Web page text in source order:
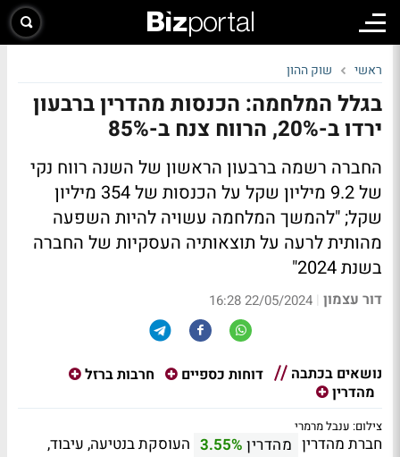
ראשי שוק ההון
בגלל המלחמה: הכנסות מהדרין ברבעון
ירדו ב-20%, הרווח צנח ב-85%
החברה רשמה ברבעון הראשון של השנה רווח נקי
של 9.2 מיליון שקל על הכנסות של 354 מיליון
שקל; "להמשך המלחמה עשויה להיות השפעה
מהותית לרעה על תוצאותיה העסקיות של החברה
בשנת 2024"
דור עצמון |
22/05/2024 16:28
נושאים בכתבה דוחות כספיים
חרבות ברזל
מהדרין
צילום: ענבל מרמרי
חברת מהדרין מהדרין 3.55% העוסקת בנטיעה, עיבוד,